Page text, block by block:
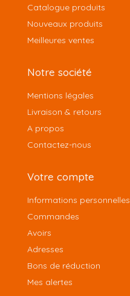
Catalogue produits
Nouveaux produits
Meilleures ventes
Notre société
Mentions légales
Livraison & retours
A propos
Contactez-nous
Votre compte
Informations personnelles
Commandes
Avoirs
Adresses
Bons de réduction
Mes alertes